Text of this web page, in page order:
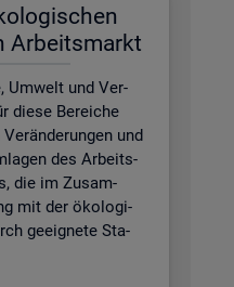
Ar­beits­markt
Um­welt und Ver­
diese Be­rei­che
und
des Ar­beits­
die im Zu­sam­
mit der öko­lo­gi­
ge­eig­ne­te Sta­